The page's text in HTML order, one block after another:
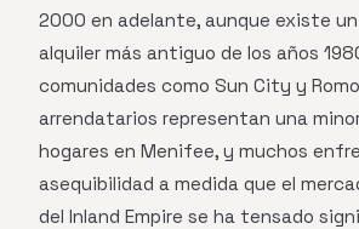
2000 en adelante, aunque existe
alquiler más antiguo de los años
comunidades como Sun City y
arrendatarios representan una
hogares en Menifee, y muchos
asequibilidad a medida que el
del Inland Empire se ha tensado